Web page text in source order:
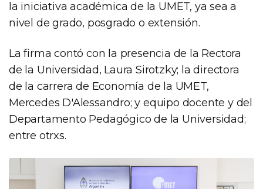
la iniciativa académica de la UMET, ya sea a
nivel de grado, posgrado o extensión.
La firma contó con la presencia de la Rectora
de la Universidad, Laura Sirotzky; la directora
de la carrera de Economía de la UMET,
Mercedes D'Alessandro; y equipo docente y del
Departamento Pedagógico de la Universidad;
entre otrxs.